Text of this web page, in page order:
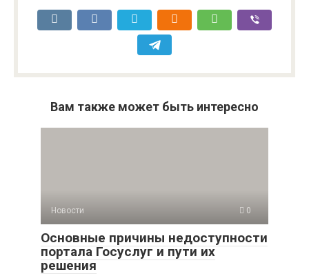
Вам также может быть интересно
Новости 0
Основные причины недоступности
портала Госуслуг и пути их
решения